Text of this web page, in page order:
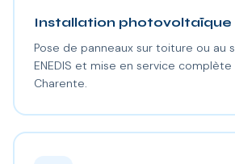
Installation photovoltaïque
Pose de panneaux sur toiture ou au
ENEDIS et mise en service
Charente.